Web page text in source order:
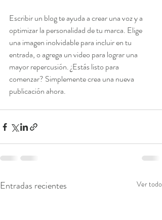
Escribir un blog te ayuda a crear una voz y a
optimizar la personalidad de tu marca. Elige
una imagen inolvidable para incluir en tu
entrada, o agrega un video para lograr una
mayor repercusión. ¿Estás listo para
comenzar? Simplemente crea una nueva
publicación ahora.
Entradas recientes Ver todo